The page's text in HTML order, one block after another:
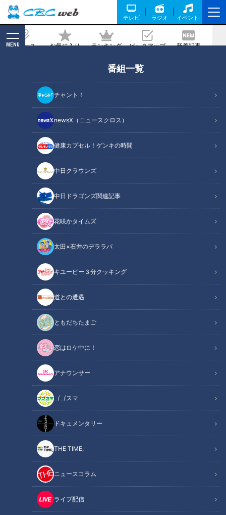
テレビ ラジオ イベント
ニュース お気に入り ランキング ピックアップ 新着記事
MENU
番組一覧
チャント！
newsX（ニュースクロス）
健康カプセル！ゲンキの時間
中日クラウンズ
中日ドラゴンズ関連記事
花咲かタイムズ
太田×石井のデララバ
キユーピー３分クッキング
道との遭遇
ともだちたまご
恋はロケ中に！
アナウンサー
ゴゴスマ
ドキュメンタリー
THE TIME,
ニュースコラム
ライブ配信
注目するのは、「診療報酬の改定」
記事に戻る
いよいよ４月、新年度です。その中で、注目するのは、「診療報酬の改
この記事の画像
この記事を見たあなたへのおすすめ